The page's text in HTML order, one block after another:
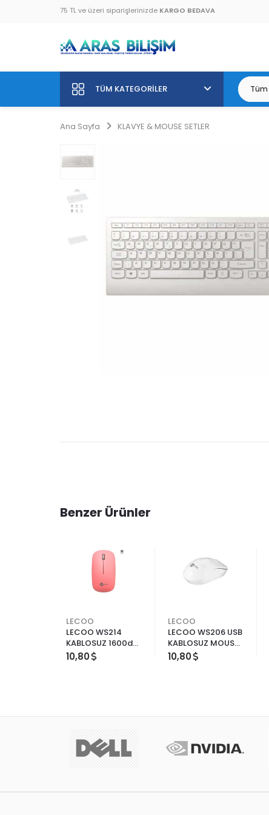
75 TL ve üzeri siparişlerinizde KARGO BEDAVA
TÜM KATEGORILER
Ana Sayfa KLAVYE & MOUSE SETLER
Benzer Ürünler
LECOO
LECOO WS214
KABLOSUZ 1600dpi
OPTİC PEMBE
10,80
LECOO
LECOO WS206 USB
KABLOSUZ MOUSE
BEYAZ
10,80